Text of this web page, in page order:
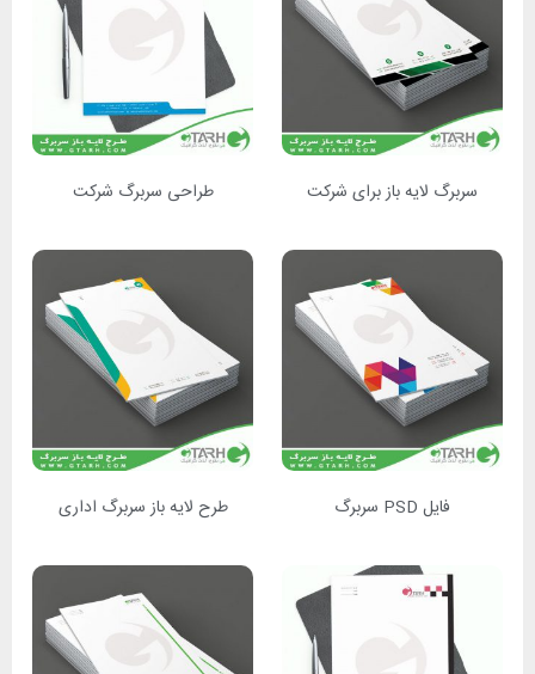
سربرگ لایه باز برای شرکت طراحی سربرگ شرکت
طرح لایه باز سربرگ اداری